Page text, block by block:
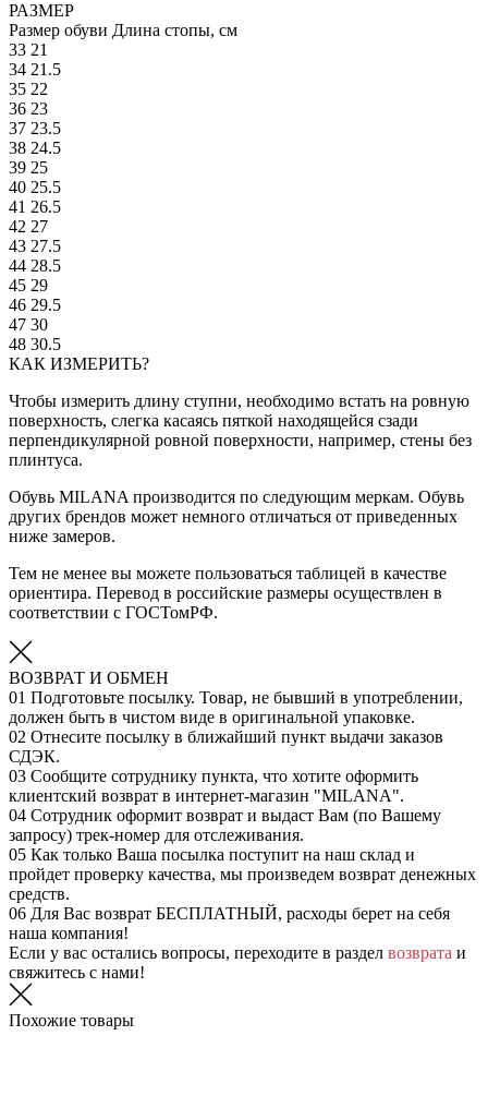
РАЗМЕР
Размер обуви Длина стопы, см
33 21
34 21.5
35 22
36 23
37 23.5
38 24.5
39 25
40 25.5
41 26.5
42 27
43 27.5
44 28.5
45 29
46 29.5
47 30
48 30.5
КАК ИЗМЕРИТЬ?
Чтобы измерить длину ступни, необходимо встать на ровную
поверхность, слегка касаясь пяткой находящейся сзади
перпендикулярной ровной поверхности, например, стены без
плинтуса.
Обувь MILANA производится по следующим меркам. Обувь
других брендов может немного отличаться от приведенных
ниже замеров.
Тем не менее вы можете пользоваться таблицей в качестве
ориентира. Перевод в российские размеры осуществлен в
соответствии с ГОСТомРФ.
ВОЗВРАТ И ОБМЕН
01 Подготовьте посылку. Товар, не бывший в употреблении,
должен быть в чистом виде в оригинальной упаковке.
02 Отнесите посылку в ближайший пункт выдачи заказов
СДЭК.
03 Сообщите сотруднику пункта, что хотите оформить
клиентский возврат в интернет-магазин "MILANA".
04 Сотрудник оформит возврат и выдаст Вам (по Вашему
запросу) трек-номер для отслеживания.
05 Как только Ваша посылка поступит на наш склад и
пройдет проверку качества, мы произведем возврат денежных
средств.
06 Для Вас возврат БЕСПЛАТНЫЙ, расходы берет на себя
наша компания!
Если у вас остались вопросы, переходите в раздел возврата и
свяжитесь с нами!
Похожие товары